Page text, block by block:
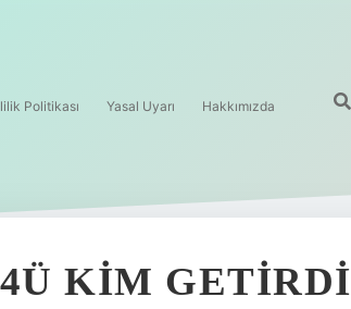
Politikası Yasal Uyarı Hakkımızda
KIM GETIRDI